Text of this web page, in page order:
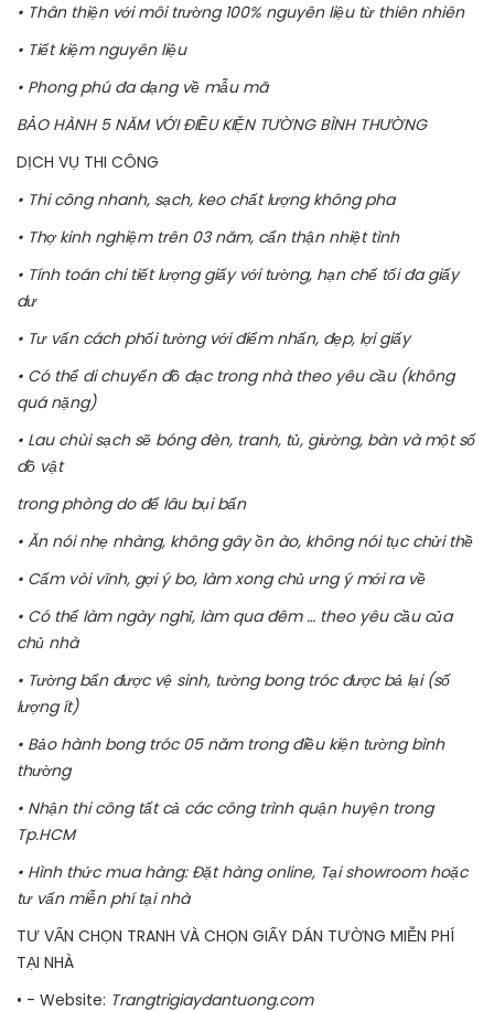
• Thân thiện với môi trường 100% nguyên liệu từ thiên nhiên
• Tiết kiệm nguyên liệu
• Phong phú đa dạng về mẫu mã
BẢO HÀNH 5 NĂM VỚI ĐIỀU KIỆN TƯỜNG BÌNH THƯỜNG
DỊCH VỤ THI CÔNG
• Thi công nhanh, sạch, keo chất lượng không pha
• Thợ kinh nghiệm trên 03 năm, cẩn thận nhiệt tình
• Tính toán chi tiết lượng giấy với tường, hạn chế tối đa giấy
dư
• Tư vấn cách phối tường với điểm nhấn, đẹp, lợi giấy
• Có thể di chuyển đồ đạc trong nhà theo yêu cầu (không
quá nặng)
• Lau chùi sạch sẽ bóng đèn, tranh, tủ, giường, bàn và một số
đồ vật
trong phòng do để lâu bụi bẩn
• Ăn nói nhẹ nhàng, không gây ồn ào, không nói tục chửi thề
• Cấm vòi vĩnh, gợi ý bo, làm xong chủ ưng ý mới ra về
• Có thể làm ngày nghỉ, làm qua đêm … theo yêu cầu của
chủ nhà
• Tường bẩn được vệ sinh, tường bong tróc được bả lại (số
lượng ít)
• Bảo hành bong tróc 05 năm trong điều kiện tường bình
thường
• Nhận thi công tất cả các công trình quận huyện trong
Tp.HCM
• Hình thức mua hàng: Đặt hàng online, Tại showroom hoặc
tư vấn miễn phí tại nhà
TƯ VẤN CHỌN TRANH VÀ CHỌN GIẤY DÁN TƯỜNG MIỄN PHÍ
TẠI NHÀ
• - Website: Trangtrigiaydantuong.com